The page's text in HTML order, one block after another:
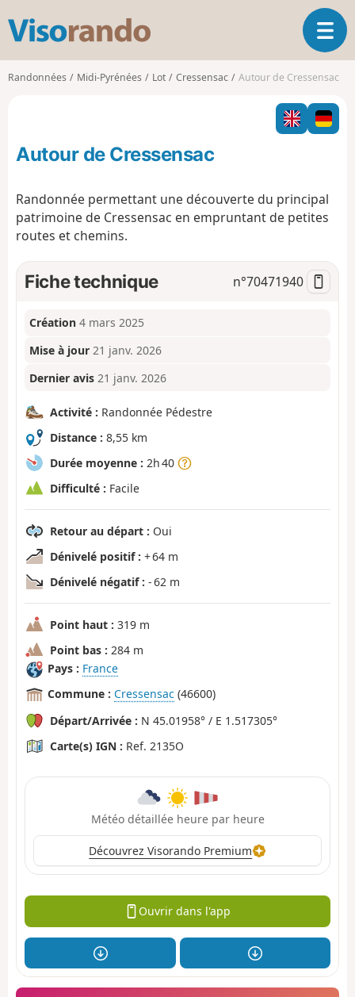
s
o
o
O
u
i
r
l
v
i
t
Randonnées Midi-Pyrénées Lot Cressensac Autour de Cressensac
Autour de Cressensac
Randonnée permettant une découverte du principal
patrimoine de Cressensac en empruntant de petites
routes et chemins.
Fiche technique n°70471940
Création 4 mars 2025
Mise à jour 21 janv. 2026
Dernier avis 21 janv. 2026
Activité : Randonnée Pédestre
Distance : 8,55 km
Durée moyenne : 2h 40
Difficulté : Facile
Retour au départ : Oui
Dénivelé positif : + 64 m
Dénivelé négatif : - 62 m
Point haut : 319 m
Point bas : 284 m
Pays : France
Commune : Cressensac (46600)
Départ/Arrivée : N 45.01958° / E 1.517305°
Carte(s) IGN : Ref. 2135O
Météo détaillée heure par heure
Découvrez Visorando Premium
Ouvrir dans l'app